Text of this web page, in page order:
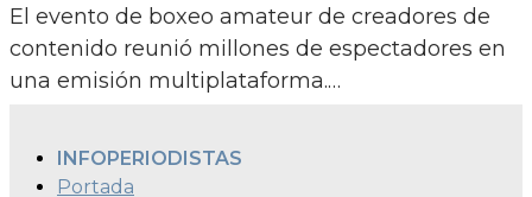
El evento de boxeo amateur de creadores de
contenido reunió millones de espectadores en
una emisión multiplataforma.…
INFOPERIODISTAS
Portada